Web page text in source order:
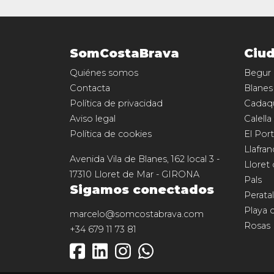
SomCostaBrava
Quiénes somos
Contacta
Política de privacidad
Aviso legal
Política de cookies
Avenida Vila de Blanes, 162 local 3 -
17310 Lloret de Mar - GIRONA
Sigamos conectados
marcelo@somcostabrava.com
+34 679 11 73 81
Begur
Blanes
El
Lloret
Pals
Playa
Rosas